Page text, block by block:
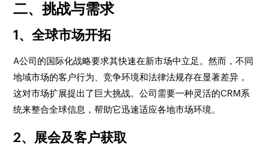
二、挑战与需求
1、全球市场开拓
A公司的国际化战略要求其快速在新市场中立足。然而，不同
地域市场的客户行为、竞争环境和法律法规存在显著差异，
这对市场扩展提出了巨大挑战。公司需要一种灵活的CRM系
统来整合全球信息，帮助它迅速适应各地市场环境。
2、展会及客户获取